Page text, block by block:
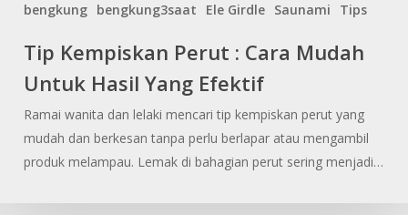
bengkung bengkung3saat Ele Girdle Saunami
Tips
Tip Kempiskan Perut : Cara Mudah
Untuk Hasil Yang Efektif
Ramai wanita dan lelaki mencari tip kempiskan perut yang
mudah dan berkesan tanpa perlu berlapar atau mengambil
produk melampau. Lemak di bahagian perut sering menjadi…